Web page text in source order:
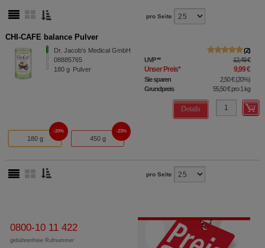
pro Seite
CHI-CAFE balance Pulver
Dr. Jacob's Medical GmbH
08885765
180 g Pulver
2
UVP** 12,49 €
Unser Preis* 9,99 €
Sie sparen 2,50 €(20%)
Grundpreis
55,50 €pro 1 kg
Details
180 g
20%
450 g
23%
pro Seite
0800-10 11 422
gebührenfreie Rufnummer